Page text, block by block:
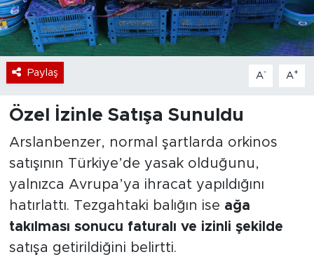
Paylaş A- A+
Özel İzinle Satışa Sunuldu
Arslanbenzer, normal şartlarda orkinos
satışının Türkiye’de yasak olduğunu,
yalnızca Avrupa’ya ihracat yapıldığını
hatırlattı. Tezgahtaki balığın ise ağa
takılması sonucu faturalı ve izinli şekilde
satışa getirildiğini belirtti.
Sektör